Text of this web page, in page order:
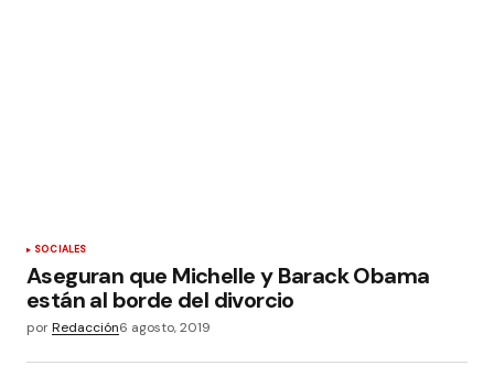
SOCIALES
Aseguran que Michelle y Barack Obama
están al borde del divorcio
porRedacción6 agosto, 2019